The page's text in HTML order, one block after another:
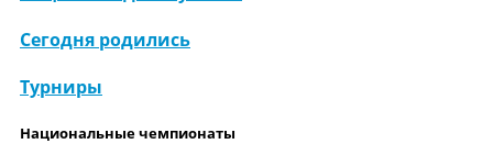
Сегодня родились
Турниры
Национальные чемпионаты